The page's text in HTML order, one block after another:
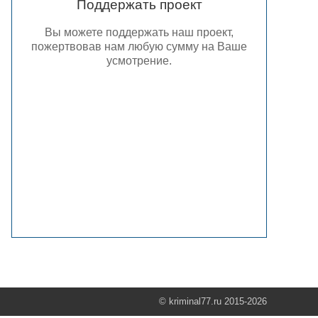
Поддержать проект
Вы можете поддержать наш проект,
пожертвовав нам любую сумму на Ваше
усмотрение.
© kriminal77.ru 2015-2026